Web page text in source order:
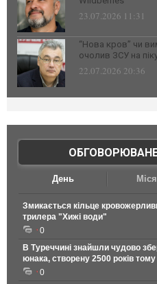
23.07.2026 11:31
“Нова кров” чи
очолив ЗСУ на
22.07.2026 20:36
День
Змикається кільце
трилера "Хижі води"
0
В Туреччині знайшли чудово
юнака, створену 2500 років тому
0